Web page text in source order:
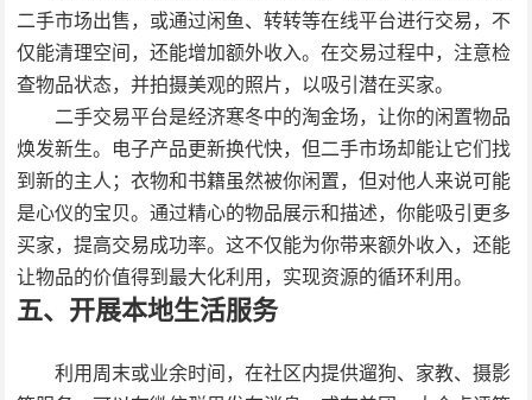
二手市场出售，或通过闲鱼、转转等在线平台进行交易，不
仅能清理空间，还能增加额外收入。在交易过程中，注意检
查物品状态，并拍摄美观的照片，以吸引潜在买家。
二手交易平台是经济寒冬中的淘金场，让你的闲置物品
焕发新生。电子产品更新换代快，但二手市场却能让它们找
到新的主人；衣物和书籍虽然被你闲置，但对他人来说可能
是心仪的宝贝。通过精心的物品展示和描述，你能吸引更多
买家，提高交易成功率。这不仅能为你带来额外收入，还能
让物品的价值得到最大化利用，实现资源的循环利用。
五、开展本地生活服务
利用周末或业余时间，在社区内提供遛狗、家教、摄影